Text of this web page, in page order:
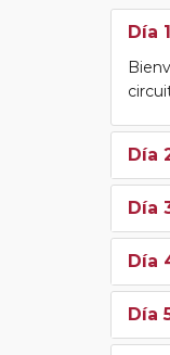
Día 1
Día
Día
Día
Día